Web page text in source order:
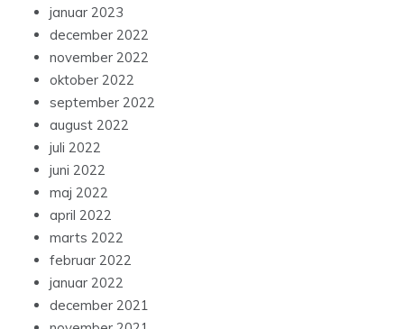
januar 2023
december 2022
november 2022
oktober 2022
september 2022
august 2022
juli 2022
juni 2022
maj 2022
april 2022
marts 2022
februar 2022
januar 2022
december 2021